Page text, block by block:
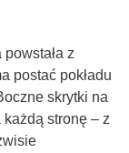
z
postać pokładu
skrytki na
stronę – z